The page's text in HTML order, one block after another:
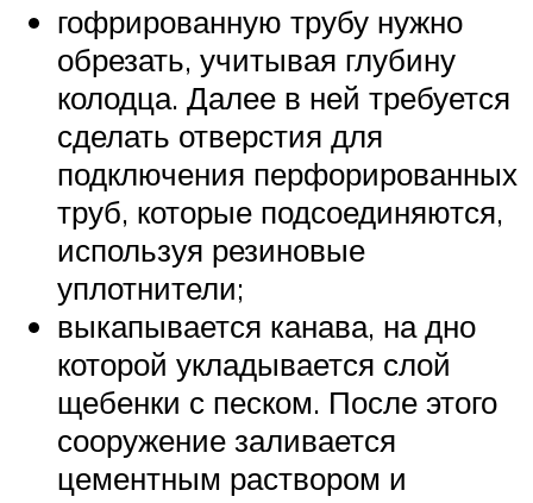
гофрированную трубу нужно
обрезать, учитывая глубину
колодца. Далее в ней требуется
сделать отверстия для
подключения перфорированных
труб, которые подсоединяются,
используя резиновые
уплотнители;
выкапывается канава, на дно
которой укладывается слой
щебенки с песком. После этого
сооружение заливается
цементным раствором и